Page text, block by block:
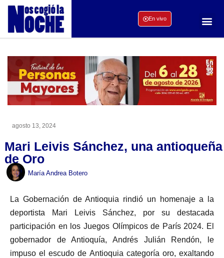
En vivo
agosto 13, 2024
Mari Leivis Sánchez, una antioqueña
de Oro
María Andrea Botero
La Gobernación de Antioquia rindió un homenaje a la
deportista Mari Leivis Sánchez, por su destacada
participación en los Juegos Olímpicos de París 2024. El
gobernador de Antioquía, Andrés Julián Rendón, le
impuso el escudo de Antioquia categoría oro, exaltando